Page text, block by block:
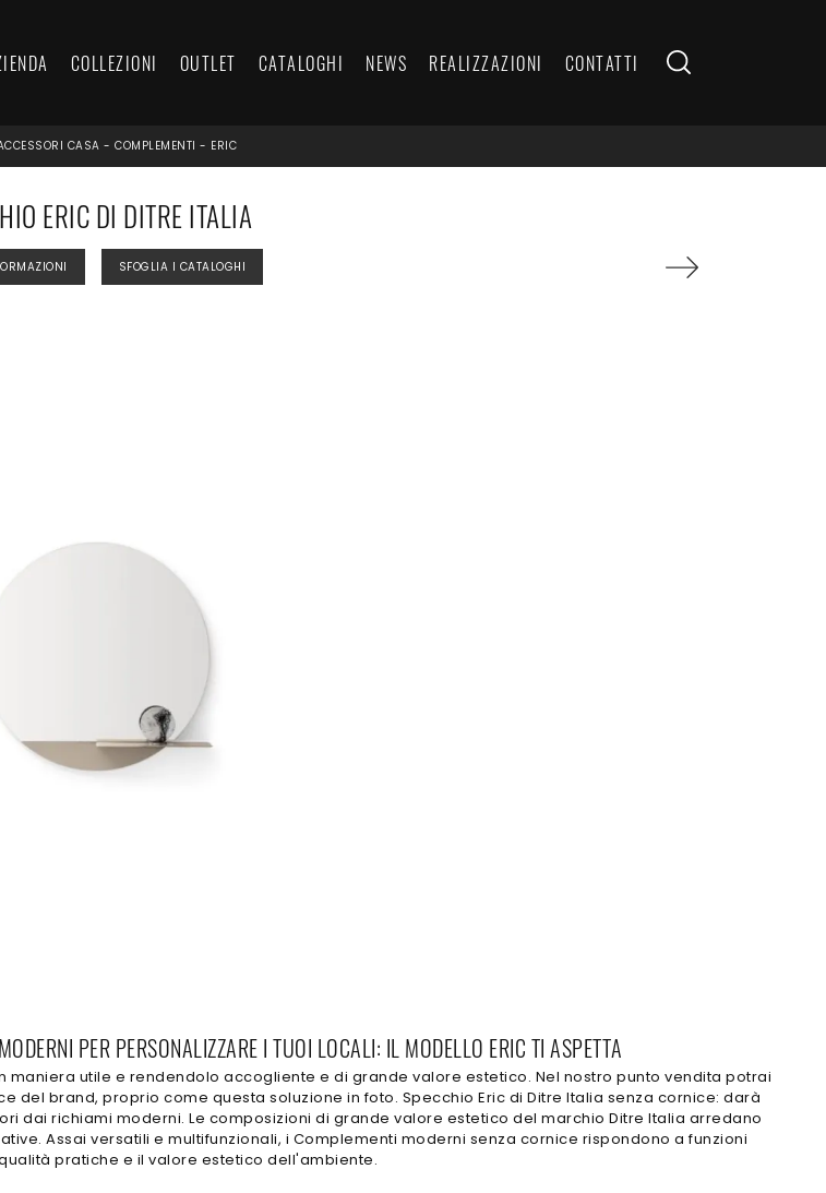
COLLEZIONI OUTLET CATALOGHI NEWS REALIZZAZIONI CONTATTI
CASA - COMPLEMENTI - ERIC
ERIC DI DITRE ITALIA
SFOGLIA I CATALOGHI
PER PERSONALIZZARE I TUOI LOCALI: IL MODELLO ERIC TI ASPETTA
utile e rendendolo accogliente e di grande valore estetico. Nel nostro punto vendita potrai
brand, proprio come questa soluzione in foto. Specchio Eric di Ditre Italia senza cornice: darà
dai richiami moderni. Le composizioni di grande valore estetico del marchio Ditre Italia arredano
Assai versatili e multifunzionali, i Complementi moderni senza cornice rispondono a funzioni
pratiche e il valore estetico dell'ambiente.